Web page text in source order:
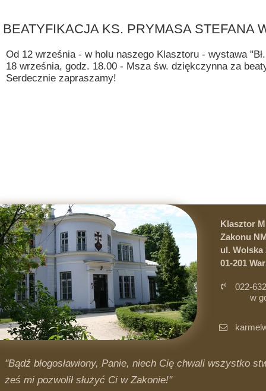
BEATYFIKACJA KS. PRYMASA STEFANA
Od 12 września - w holu naszego Klasztoru - wystawa
18 września, godz. 18.00 - Msza św. dziękczynna za
Serdecznie zapraszamy!
022-
w
Klasztor
Zakonu
ul. Wolska
01-201
"Bądź błogosławiony, Panie, niech Cię chwali wszystko
żeś mi pozwolił służyć Ci w Zakonie!"